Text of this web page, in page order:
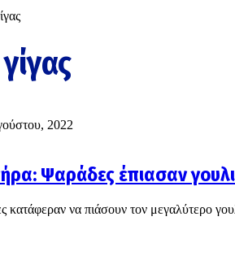
2022
Ψαράδες έπιασαν
κατάφεραν να πιάσουν τον μεγαλύτερο